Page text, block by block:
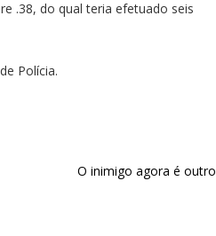
.38, do qual teria efetuado seis
Polícia.
O inimigo agora é outro